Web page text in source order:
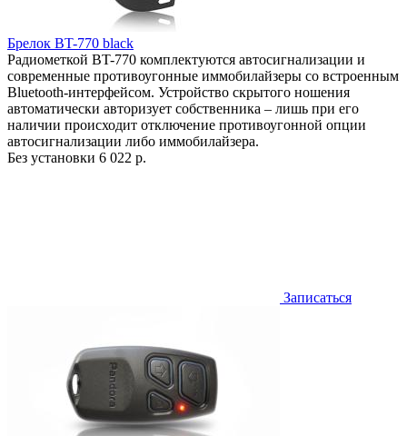
Брелок BT-770 black
Радиометкой BT-770 комплектуются автосигнализации и
современные противоугонные иммобилайзеры со встроенным
Bluetooth-интерфейсом. Устройство скрытого ношения
автоматически авторизует собственника – лишь при его
наличии происходит отключение противоугонной опции
автосигнализации либо иммобилайзера.
Без установки 6 022 р.
Записаться